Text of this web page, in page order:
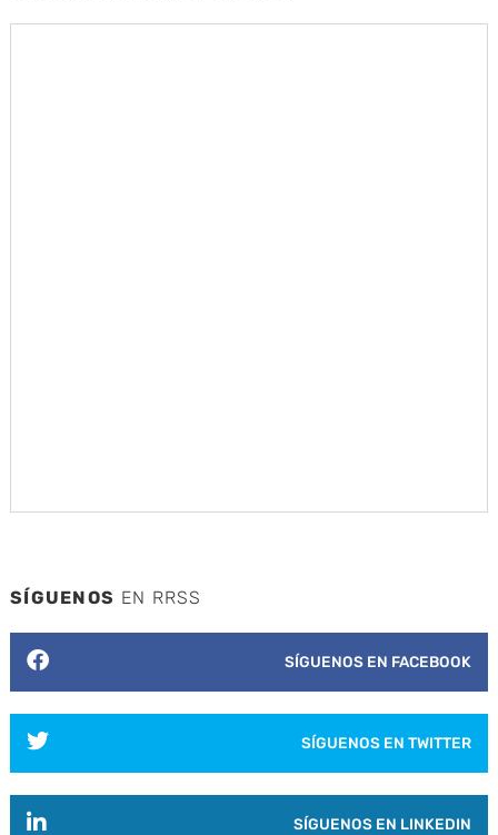
SÍGUENOS EN RRSS
SÍGUENOS EN FACEBOOK
SÍGUENOS EN TWITTER
SÍGUENOS EN LINKEDIN